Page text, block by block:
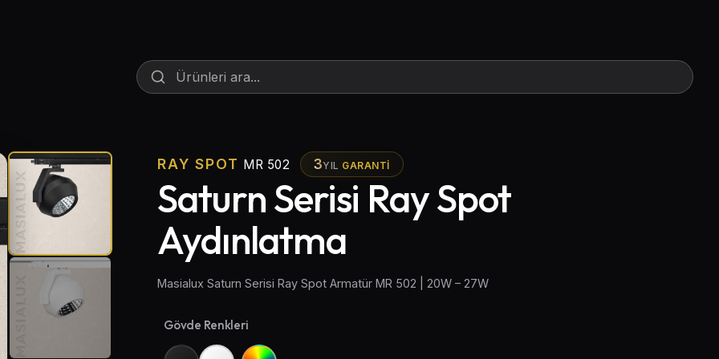
RAY SPOT MR 502 3YIL GARANTI
Saturn Serisi Ray Spot
Aydınlatma
Masialux Saturn Serisi Ray Spot Armatür MR 502 | 20W – 27W
Gövde Renkleri